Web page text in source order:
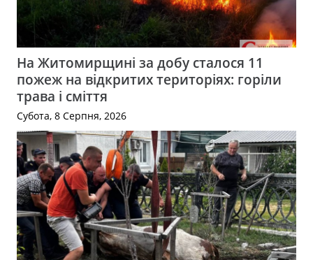
На Житомирщині за добу сталося 11
пожеж на відкритих територіях: горіли
трава і сміття
Субота, 8 Серпня, 2026